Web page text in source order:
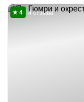
4 отзыва